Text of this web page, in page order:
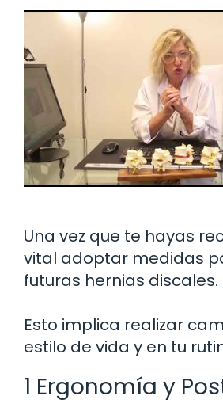
Una vez que te hayas
vital adoptar medidas
futuras hernias discales.
Esto implica realizar
estilo de vida y en tu
1 Ergonomía y